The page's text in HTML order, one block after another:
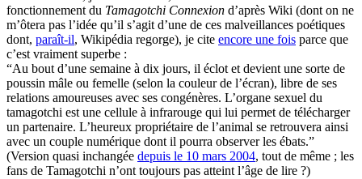
fonctionnement du Tamagotchi Connexion d’après Wiki (dont on ne
m’ôtera pas l’idée qu’il s’agit d’une de ces malveillances poétiques
dont, paraît-il, Wikipédia regorge), je cite encore une fois parce que
c’est vraiment superbe :
“Au bout d’une semaine à dix jours, il éclot et devient une sorte de
poussin mâle ou femelle (selon la couleur de l’écran), libre de ses
relations amoureuses avec ses congénères. L’organe sexuel du
tamagotchi est une cellule à infrarouge qui lui permet de télécharger
un partenaire. L’heureux propriétaire de l’animal se retrouvera ainsi
avec un couple numérique dont il pourra observer les ébats.”
(Version quasi inchangée depuis le 10 mars 2004, tout de même ; les
fans de Tamagotchi n’ont toujours pas atteint l’âge de lire ?)